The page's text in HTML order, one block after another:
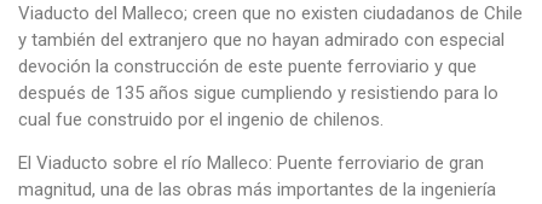
Viaducto del Malleco; creen que no existen ciudadanos de Chile
y también del extranjero que no hayan admirado con especial
devoción la construcción de este puente ferroviario y que
después de 135 años sigue cumpliendo y resistiendo para lo
cual fue construido por el ingenio de chilenos.
El Viaducto sobre el río Malleco: Puente ferroviario de gran
magnitud, una de las obras más importantes de la ingeniería